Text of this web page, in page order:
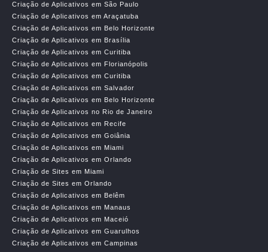
Criação de Aplicativos em São Paulo
Criação de Aplicativos em Araçatuba
Criação de Aplicativos em Belo Horizonte
Criação de Aplicativos em Brasília
Criação de Aplicativos em Curitiba
Criação de Aplicativos em Florianópolis
Criação de Aplicativos em Curitiba
Criação de Aplicativos em Salvador
Criação de Aplicativos em Belo Horizonte
Criação de Aplicativos no Rio de Janeiro
Criação de Aplicativos em Recife
Criação de Aplicativos em Goiânia
Criação de Aplicativos em Miami
Criação de Aplicativos em Orlando
Criação de Sites em Miami
Criação de Sites em Orlando
Criação de Aplicativos em Belêm
Criação de Aplicativos em Manaus
Criação de Aplicativos em Maceió
Criação de Aplicativos em Guarulhos
Criação de Aplicativos em Campinas